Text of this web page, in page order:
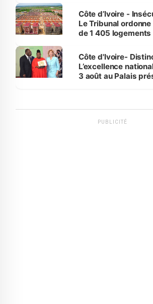
Côte d’Ivoire -
Le Tribunal
de 1 405
Bassam
Côte d'Ivoire-
L’excellence
3 août au Palais
PUBLICITÉ